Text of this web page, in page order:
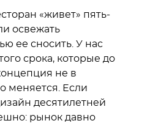
«живет» пять-
освежать
ее сносить. У нас
срока, которые до
не в
меняется. Если
десятилетней
рынок давно